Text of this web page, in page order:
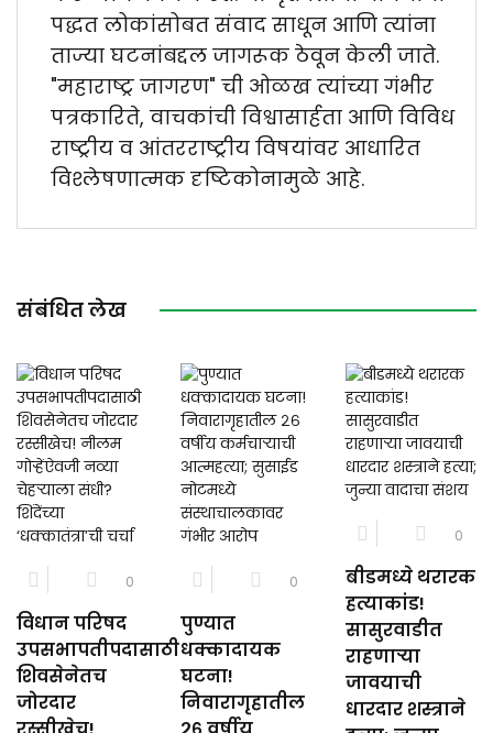
पद्धत लोकांसोबत संवाद साधून आणि त्यांना
ताज्या घटनांबद्दल जागरूक ठेवून केली जाते.
"महाराष्ट्र जागरण" ची ओळख त्यांच्या गंभीर
पत्रकारिते, वाचकांची विश्वासार्हता आणि विविध
राष्ट्रीय व आंतरराष्ट्रीय विषयांवर आधारित
विश्लेषणात्मक दृष्टिकोनामुळे आहे.
संबंधित लेख
0
विधान परिषद
उपसभापतीपदासाठी
शिवसेनेतच
जोरदार
0
पुण्यात
धक्कादायक
घटना!
निवारागृहातील
0
बीडमध्ये थरारक
हत्याकांड!
सासुरवाडीत
राहणाऱ्या
जावयाची
धारदार शस्त्राने